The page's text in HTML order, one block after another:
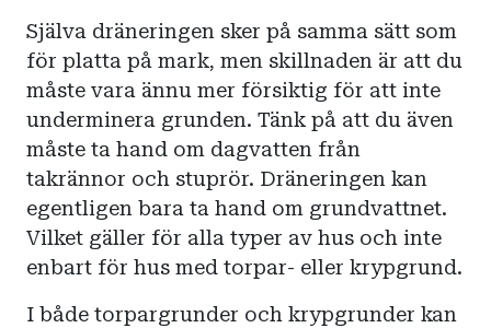
Själva dräneringen sker på samma sätt som
för platta på mark, men skillnaden är att du
måste vara ännu mer försiktig för att inte
underminera grunden. Tänk på att du även
måste ta hand om dagvatten från
takrännor och stuprör. Dräneringen kan
egentligen bara ta hand om grundvattnet.
Vilket gäller för alla typer av hus och inte
enbart för hus med torpar- eller krypgrund.
I både torpargrunder och krypgrunder kan